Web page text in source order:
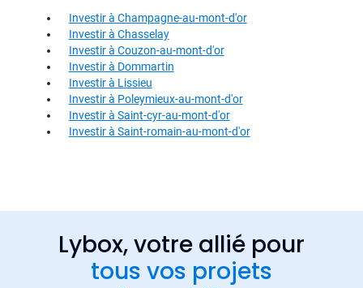
Investir à Champagne-au-mont-d'or
Investir à Chasselay
Investir à Couzon-au-mont-d'or
Investir à Dommartin
Investir à Lissieu
Investir à Poleymieux-au-mont-d'or
Investir à Saint-cyr-au-mont-d'or
Investir à Saint-romain-au-mont-d'or
Lybox, votre allié pour
tous vos projets